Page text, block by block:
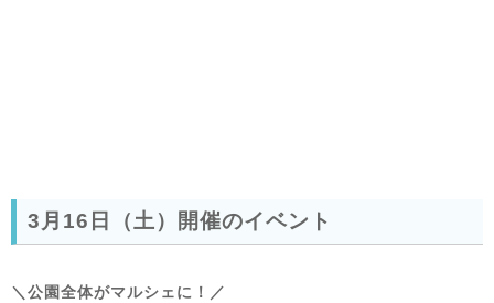
3月16日（土）開催のイベント
＼公園全体がマルシェに！／